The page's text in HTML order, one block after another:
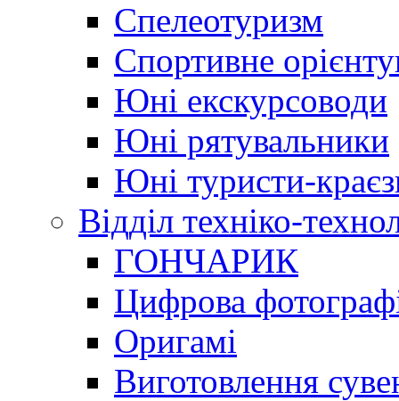
Спелеотуризм
Спортивне
Юні екскурсоводи
Юні рятувальники
Юні туристи-
Відділ техніко-
ГОНЧАРИК
Цифрова
Оригамі
Виготовлення